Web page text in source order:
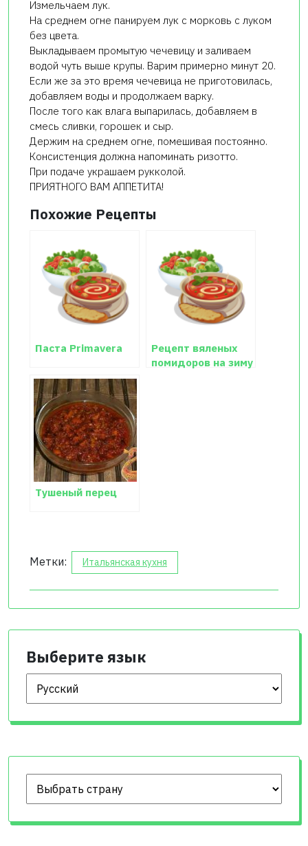
Измельчаем лук.
На среднем огне панируем лук с морковь с луком
без цвета.
Выкладываем промытую чечевицу и заливаем
водой чуть выше крупы. Варим примерно минут 20.
Если же за это время чечевица не приготовилась,
добавляем воды и продолжаем варку.
После того как влага выпарилась, добавляем в
смесь сливки, горошек и сыр.
Держим на среднем огне, помешивая постоянно.
Консистенция должна напоминать ризотто.
При подаче украшаем рукколой.
ПРИЯТНОГО ВАМ АППЕТИТА!
Похожие Рецепты
Паста Primavera
Рецепт вяленых
помидоров на зиму
Тушеный перец
Метки: Итальянская кухня
Выберите язык
Выберите язык